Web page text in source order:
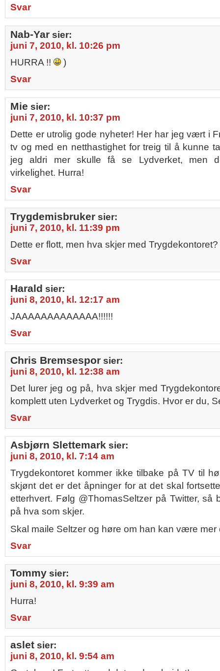
Svar
Nab-Yar sier:
juni 7, 2010, kl. 10:26 pm
HURRA !!
)
Svar
Mie sier:
juni 7, 2010, kl. 10:37 pm
Dette er utrolig gode nyheter! Her har jeg vært i
tv og med en netthastighet for treig til å kunne
jeg aldri mer skulle få se Lydverket, men
virkelighet. Hurra!
Svar
Trygdemisbruker sier:
juni 7, 2010, kl. 11:39 pm
Dette er flott, men hva skjer med Trygdekontoret?
Svar
Harald sier:
juni 8, 2010, kl. 12:17 am
JAAAAAAAAAAAAA!!!!!!
Svar
Chris Bremsespor sier:
juni 8, 2010, kl. 12:38 am
Det lurer jeg og på, hva skjer med
komplett uten Lydverket og Trygdis. Hvor er du,
Svar
Asbjørn Slettemark sier:
juni 8, 2010, kl. 7:14 am
Trygdekontoret kommer ikke tilbake på TV til
skjønt det er det åpninger for at det skal
etterhvert. Følg @ThomasSeltzer på Twitter, så
på hva som skjer.
Skal maile Seltzer og høre om han kan være mer
Svar
Tommy sier:
juni 8, 2010, kl. 9:39 am
Hurra!
Svar
aslet sier:
juni 8, 2010, kl. 9:54 am